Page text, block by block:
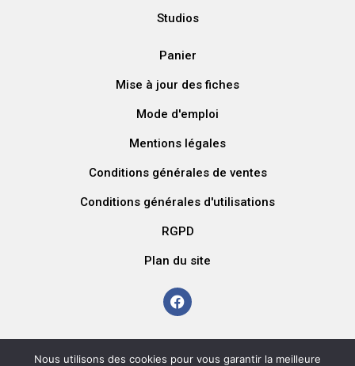
Studios
Panier
Mise à jour des fiches
Mode d'emploi
Mentions légales
Conditions générales de ventes
Conditions générales d'utilisations
RGPD
Plan du site
Nous utilisons des cookies pour vous garantir la meilleure